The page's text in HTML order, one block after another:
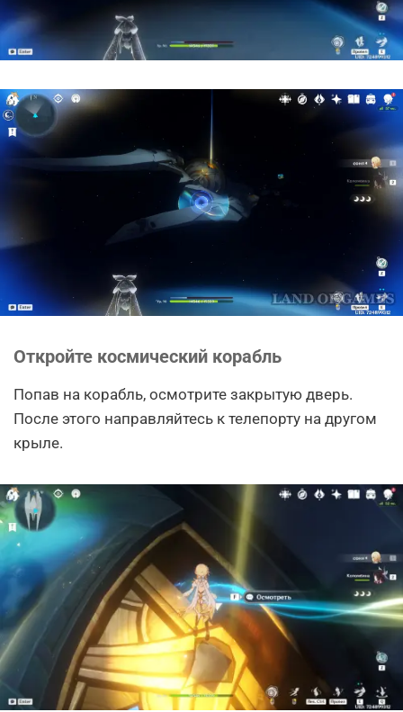
Откройте космический корабль
Попав на корабль, осмотрите закрытую дверь.
После этого направляйтесь к телепорту на другом
крыле.